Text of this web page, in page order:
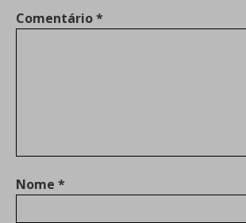
Comentário*
Nome *